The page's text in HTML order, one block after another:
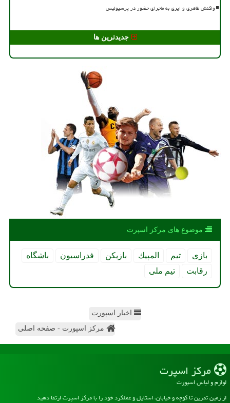
واکنش طاهری و ایری به ماجرای حضور در پرسپولیس
جدیدترین ها
موضوع های مركز اسپرت
بازی تیم المپیك بازیكن فدراسیون
باشگاه
رقابت
تیم ملی
اخبار اسپورت
مرکز اسپورت - صفحه اصلی
مركز اسپرت
لوازم و لباس اسپورت
از زمین تمرین تا کوچه و خیابان، استایل و عملکرد خود را با مرکز اسپرت ارتقا دهید